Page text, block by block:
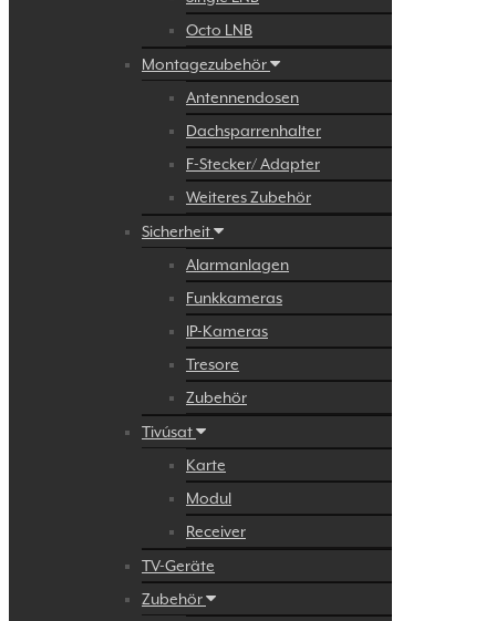
Octo LNB
Montagezubehör
Antennendosen
Dachsparrenhalter
F-Stecker/ Adapter
Weiteres Zubehör
Sicherheit
Alarmanlagen
Funkkameras
IP-Kameras
Tresore
Zubehör
Tivúsat
Karte
Modul
Receiver
TV-Geräte
Zubehör